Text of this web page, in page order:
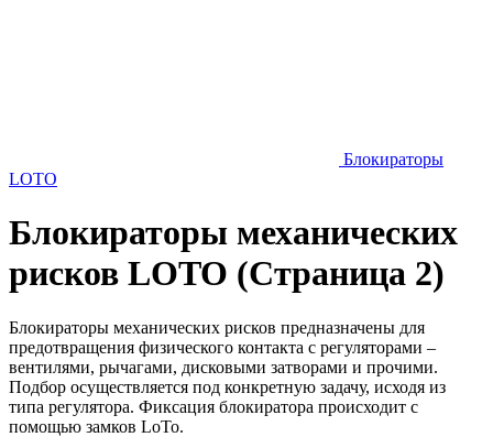
Блокираторы
LOTO
Блокираторы механических
рисков LOTO (Страница 2)
Блокираторы механических рисков предназначены для
предотвращения физического контакта с регуляторами –
вентилями, рычагами, дисковыми затворами и прочими.
Подбор осуществляется под конкретную задачу, исходя из
типа регулятора. Фиксация блокиратора происходит с
помощью замков LoTo.